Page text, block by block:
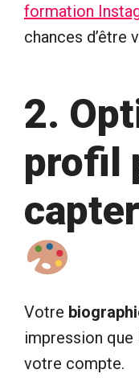
formation
chances d’être
2.
profil
Votre
impression
votre compte.